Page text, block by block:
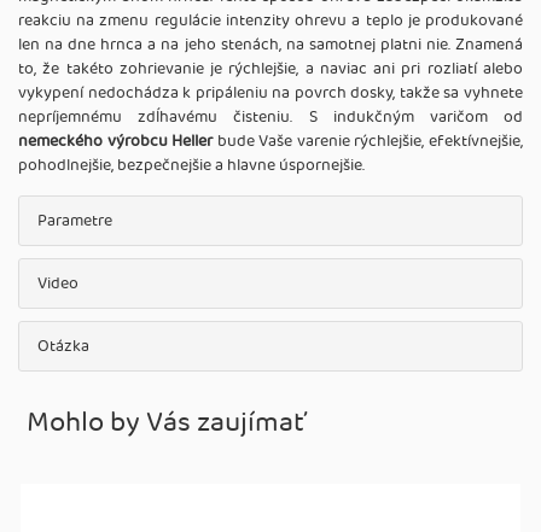
reakciu na zmenu regulácie intenzity ohrevu a teplo je produkované
len na dne hrnca a na jeho stenách, na samotnej platni nie. Znamená
to, že takéto zohrievanie je rýchlejšie, a naviac ani pri rozliatí alebo
vykypení nedochádza k pripáleniu na povrch dosky, takže sa vyhnete
nepríjemnému zdĺhavému čisteniu. S indukčným varičom od
nemeckého výrobcu Hellerbude Vaše varenie rýchlejšie, efektívnejšie,
pohodlnejšie, bezpečnejšie a hlavne úspornejšie.
Parametre
Video
Otázka
Mohlo by Vás zaujímať